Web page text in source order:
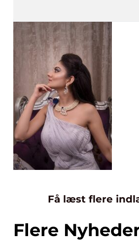
Få læst flere
Flere